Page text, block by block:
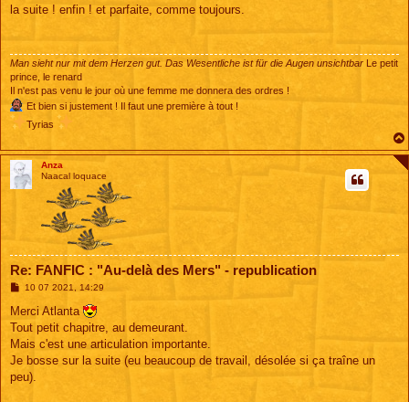
s
la suite ! enfin ! et parfaite, comme toujours.
Man sieht nur mit dem Herzen gut. Das Wesentliche ist für die Augen unsichtbar Le petit
prince, le renard
Il n'est pas venu le jour où une femme me donnera des ordres !
Et bien si justement ! Il faut une première à tout !
Tyrias
Anza
Naacal loquace
Re: FANFIC : "Au-delà des Mers" - republication
M
s
a
g
10 07 2021, 14:29
Merci Atlanta
Tout petit chapitre, au demeurant.
Mais c'est une articulation importante.
Je bosse sur la suite (eu beaucoup de travail, désolée si ça traîne un
peu).